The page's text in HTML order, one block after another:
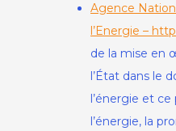
Agence
l’Energie –
de la mise en
l’État dans le
l’énergie et ce
l’énergie, la